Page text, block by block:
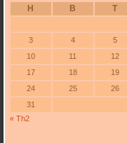
H B T
3
4 5
10
11 12
17
18 19
24
25 26
31
« Th2